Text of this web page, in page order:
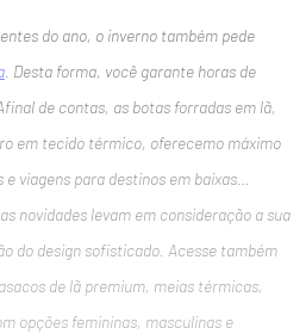
do ano, o inverno também pede
. Desta forma, você garante horas de
de contas, as botas forradas em lã,
em tecido térmico, oferecemo máximo
viagens para destinos em baixas
novidades levam em consideração a sua
do design sofisticado. Acesse também
de lã premium, meias térmicas,
opções femininas, masculinas e